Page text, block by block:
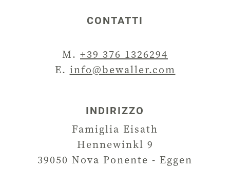
CONTATTI
M. +39 376 1326294
E. info@bewaller.com
INDIRIZZO
Famiglia Eisath
Hennewinkl 9
39050 Nova Ponente - Eggen